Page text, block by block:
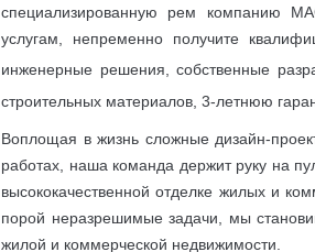
специализированную рем компанию
услугам, непременно получите
инженерные решения, собственные
строительных материалов, 3-летнюю
Воплощая в жизнь сложные дизайн-
работах, наша команда держит руку на
высококачественной отделке жилых и
порой неразрешимые задачи, мы
жилой и коммерческой недвижимости.